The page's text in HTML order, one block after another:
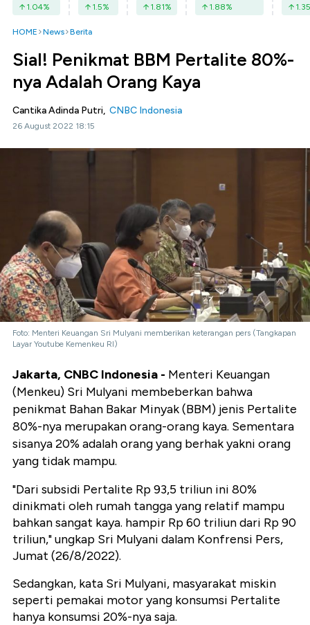
1.04% 1.5% 1.81% 1.88% 1.35
HOME News Berita
Sial! Penikmat BBM Pertalite 80%-
nya Adalah Orang Kaya
Cantika Adinda Putri, CNBC Indonesia
26 August 2022 18:15
Foto: Menteri Keuangan Sri Mulyani memberikan keterangan pers (Tangkapan
Layar Youtube Kemenkeu RI)
Jakarta, CNBC Indonesia - Menteri Keuangan
(Menkeu) Sri Mulyani membeberkan bahwa
penikmat Bahan Bakar Minyak (BBM) jenis Pertalite
80%-nya merupakan orang-orang kaya. Sementara
sisanya 20% adalah orang yang berhak yakni orang
yang tidak mampu.
"Dari subsidi Pertalite Rp 93,5 triliun ini 80%
dinikmati oleh rumah tangga yang relatif mampu
bahkan sangat kaya. hampir Rp 60 triliun dari Rp 90
triliun," ungkap Sri Mulyani dalam Konfrensi Pers,
Jumat (26/8/2022).
Sedangkan, kata Sri Mulyani, masyarakat miskin
seperti pemakai motor yang konsumsi Pertalite
hanya konsumsi 20%-nya saja.